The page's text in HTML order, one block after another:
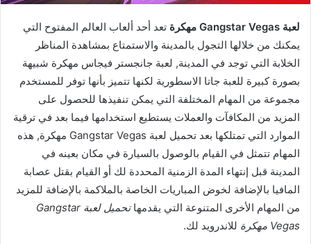
لعبة Gangstar Vegas مهكرة
تعد أحد ألعاب العالم المفتوح التي
يمكنك من خلالها التجول بالمدينة والاستمتاع بمشاهدة المناظر
الخلابة التي توجد في المدينة, لعبة جانجستر فيجاس مهكرة شبيهة
بصورة كبيرة للعبة جاتا الاسطورية لكنها تتميز بأنها توفر للمستخدم
مجموعة من المهام المختلفة التي يمكن تنفيذها للحصول على
المزيد من المكافآت والعملات يستطيع استخدامها فيما بعد في ترقية
الموارد التي تمتلكها بعد تحميل لعبة Gangstar Vegas مهكرة, هذه
المهام تتمثل في القيام بالوصول بالسيارة في مكان بعينه في
المدينة قبل إنتهاء المدة الزمنية المحددة لك أو القيام بقتل عصابة
المافيا بالإضافة لخوض المباريات الخاصة بالملاكمة بالإضافة للمزيد
من المهام الأخرى المتنوعة التي يقدمها
تحميل لعبة Gangstar
Vegas مهكرة
للاندرويد لك.